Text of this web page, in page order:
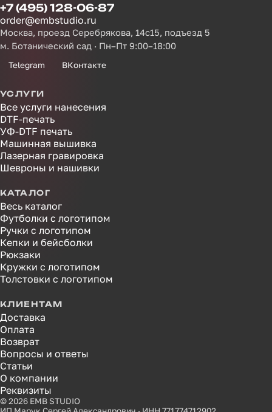
+7 (495) 128-06-87
order@embstudio.ru
Москва, проезд Серебрякова, 14с15, подъезд 5
м. Ботанический сад · Пн–Пт 9:00–18:00
Telegram ВКонтакте
УСЛУГИ
Все услуги нанесения
DTF-печать
УФ-DTF печать
Машинная вышивка
Лазерная гравировка
Шевроны и нашивки
КАТАЛОГ
Весь каталог
Футболки с логотипом
Ручки с логотипом
Кепки и бейсболки
Рюкзаки
Кружки с логотипом
Толстовки с логотипом
КЛИЕНТАМ
Доставка
Оплата
Возврат
Вопросы и ответы
Статьи
О компании
Реквизиты
© 2026 EMB STUDIO